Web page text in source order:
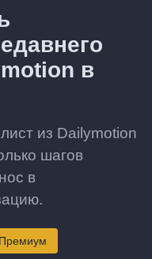
в
из Dailymotion
шагов
в
Премиум